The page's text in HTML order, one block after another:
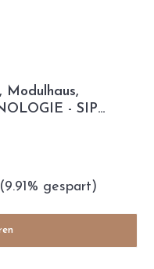
Modulhaus,
- SIP
(9.91% gespart)